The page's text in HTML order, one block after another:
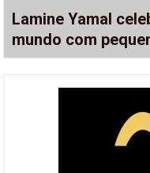
Lamine Yamal
mundo com